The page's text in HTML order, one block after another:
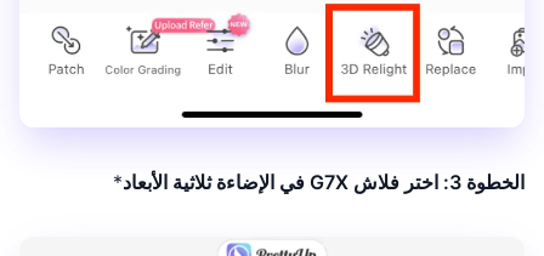
الخطوة 3: اختر فلاش G7X في الإضاءة ثلاثية الأبعاد *